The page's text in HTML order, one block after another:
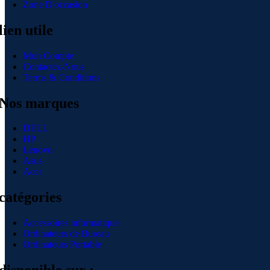
Zone D'occasion
utile
Mon Compte
Contactez-Nous
Terms & Conditions
marques
DELL
HP
Lenovo
Asus
Acer
Accessoires informatique
Ordinateurs de Bureau
Ordinateurs Portable